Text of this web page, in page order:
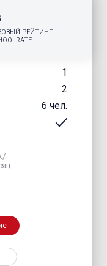
1
2
6 чел.
РЕЙТИНГ